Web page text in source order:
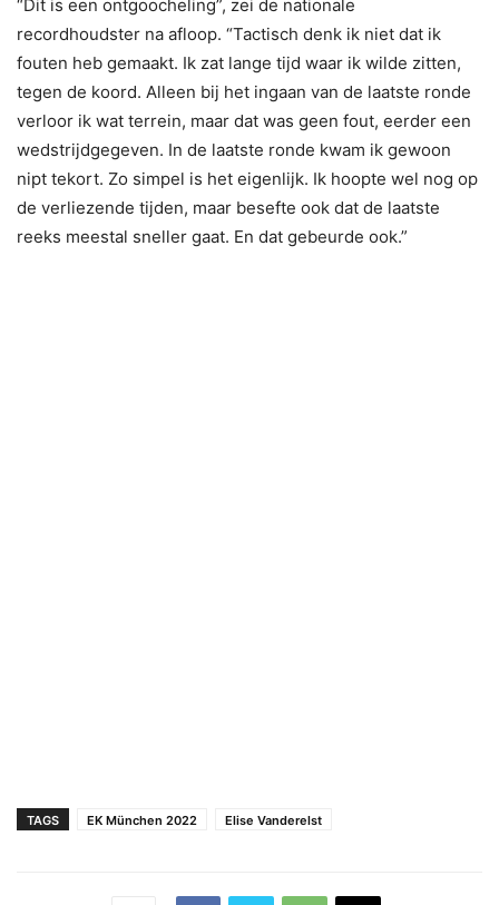
“Dit is een ontgoocheling”, zei de nationale
recordhoudster na afloop. “Tactisch denk ik niet dat ik
fouten heb gemaakt. Ik zat lange tijd waar ik wilde zitten,
tegen de koord. Alleen bij het ingaan van de laatste ronde
verloor ik wat terrein, maar dat was geen fout, eerder een
wedstrijdgegeven. In de laatste ronde kwam ik gewoon
nipt tekort. Zo simpel is het eigenlijk. Ik hoopte wel nog op
de verliezende tijden, maar besefte ook dat de laatste
reeks meestal sneller gaat. En dat gebeurde ook.”
TAGS EK München 2022 Elise Vanderelst